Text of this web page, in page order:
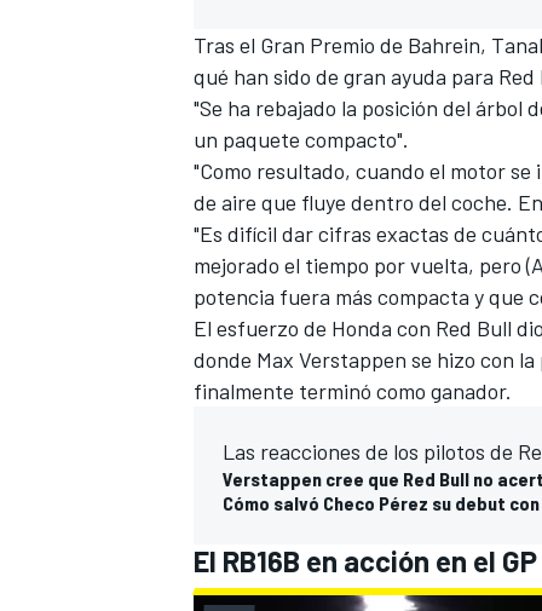
MÁS CATEGORÍAS
Tras el Gran Premio de Bahrein,
qué han sido de gran ayuda para Red
"Se ha rebajado la posición del árbol
un paquete compacto".
"Como resultado, cuando el motor
de aire que fluye dentro del coche.
"Es difícil dar cifras exactas de
mejorado el tiempo por vuelta, pero
potencia fuera más compacta y que
El esfuerzo de Honda con Red Bull
donde Max Verstappen se hizo con
finalmente terminó como ganador.
Las reacciones de los pilotos de
Verstappen cree que Red Bull no
Cómo salvó Checo Pérez su debut con
El RB16B en acción en el